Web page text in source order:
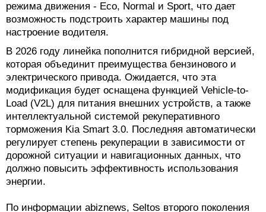
режима движения - Eco, Normal и Sport, что дает
возможность подстроить характер машины под
настроение водителя.
В 2026 году линейка пополнится гибридной версией,
которая объединит преимущества бензинового и
электрического привода. Ожидается, что эта
модификация будет оснащена функцией Vehicle-to-
Load (V2L) для питания внешних устройств, а также
интеллектуальной системой рекуперативного
торможения Kia Smart 3.0. Последняя автоматически
регулирует степень рекуперации в зависимости от
дорожной ситуации и навигационных данных, что
должно повысить эффективность использования
энергии.
По информации abiznews, Seltos второго поколения